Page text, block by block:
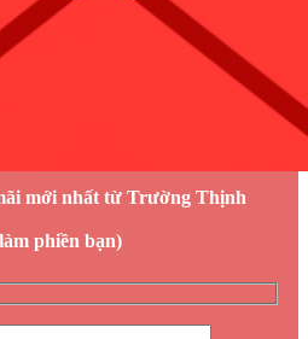
mới nhất từ Trường Thịnh
phiền bạn)